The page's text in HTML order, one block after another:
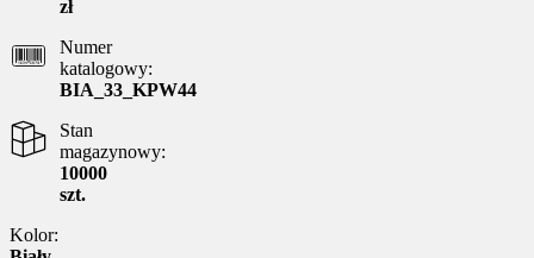
zł
Numer
katalogowy:
BIA_33_KPW44
Stan
magazynowy:
10000
szt.
Kolor: